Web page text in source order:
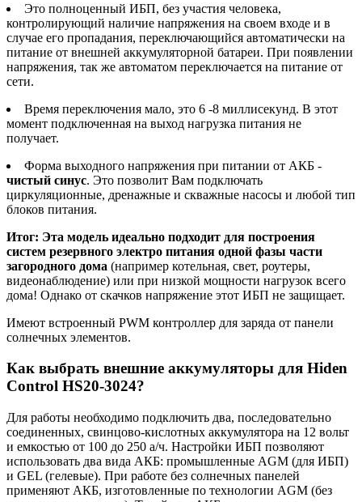
Это полноценный ИБП, без участия человека,
контролирующий наличие напряжения на своем входе и в
случае его пропадания, переключающийся автоматически на
питание от внешней аккумуляторной батареи. При появлении
напряжения, так же автоматом переключается на питание от
сети.
Время переключения мало, это 6 -8 миллисекунд. В этот
момент подключенная на выход нагрузка питания не
получает.
Форма выходного напряжения при питании от АКБ -
чистый синус. Это позволит Вам подключать
циркуляционные, дренажные и скважные насосы и любой тип
блоков питания.
Итог: Эта модель идеально подходит для построения
систем резервного электро питания одной фазы части
загородного дома (например котельная, свет, роутеры,
видеонаблюдение) или при низкой мощности нагрузок всего
дома! Однако от скачков напряжение этот ИБП не защищает.
Имеют встроенный PWM контроллер для заряда от панели
солнечных элементов.
Как выбрать внешние аккумуляторы для Hiden
Control HS20-3024?
Для работы необходимо подключить два, последовательно
соединенных, свинцово-кислотных аккумулятора на 12 вольт
и емкостью от 100 до 250 а/ч. Настройки ИБП позволяют
использовать два вида АКБ: промышленные AGM (для ИБП)
и GEL (гелевые). При работе без солнечных панелей
применяют АКБ, изготовленные по технологии AGM (без